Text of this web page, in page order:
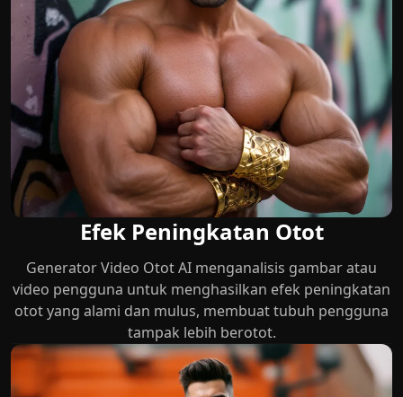
Efek Peningkatan Otot
Generator Video Otot AI menganalisis gambar atau
video pengguna untuk menghasilkan efek peningkatan
otot yang alami dan mulus, membuat tubuh pengguna
tampak lebih berotot.